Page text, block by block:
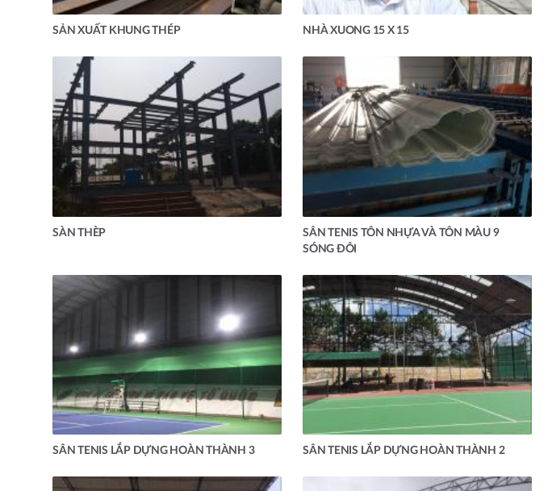
SẢN XUẤT KHUNG THÉP NHÀ XUONG 15 X 15
SÀN THÈP
SÂN TENIS TÔN NHỰA VÀ TÔN MÀU 9
SÓNG ĐÔI
SÂN TENIS LẮP DỰNG HOÀN THÀNH 3 SÂN TENIS LẮP DỰNG HOÀN THÀNH 2